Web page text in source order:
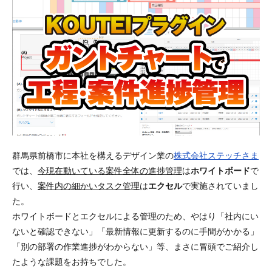
群馬県前橋市に本社を構えるデザイン業の株式会社ステッチさま
では、 今現在動いている案件全体の進捗管理はホワイトボードで
行い、 案件内の細かいタスク管理はエクセルで実施されていまし
た。
ホワイトボードとエクセルによる管理のため、やはり「社内にい
ないと確認できない」「最新情報に更新するのに手間がかかる」
「別の部署の作業進捗がわからない」等、まさに冒頭でご紹介し
たような課題をお持ちでした。